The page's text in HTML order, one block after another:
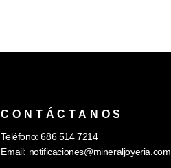
CONTÁCTANOS
Teléfono: 686 514 7214
Email: notificaciones@mineraljoyeria.com